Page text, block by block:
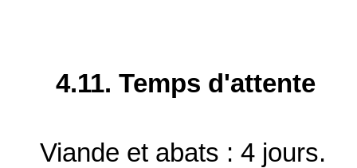
4.11. Temps d'attente
Viande et abats : 4 jours.